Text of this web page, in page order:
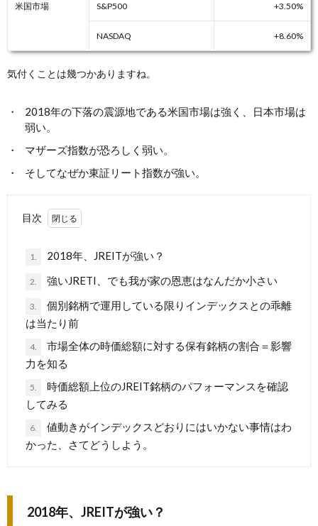
米国市場 S&P500 +3.50%
NASDAQ +8.60%
気付くことは幾つかありますね。
2018年の下落の震源地である米国市場は強く、日本市場は
弱い。
マザーズ指数が恐ろしく弱い。
そしてなぜか東証リート指数が強い。
目次
1. 2018年、JREITが強い？
2. 強いJRETI、でも我が家の恩恵はなんだか小さい
3.
個別銘柄で運用している限りインデックスとの乖離
は当たり前
4.
市場全体の時価総額に対する保有銘柄の割合＝影響
力を知る
5.
時価総額上位のJREIT銘柄のパフォーマンスを確認
してみる
6.
値動きがインデックスどおりにはいかない事情はわ
かった、さてどうしよう。
2018年、JREITが強い？